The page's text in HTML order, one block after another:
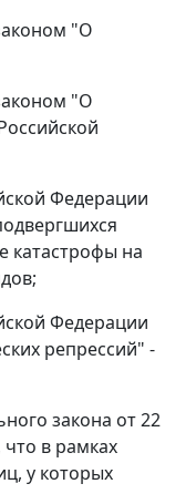
"О
"О
Федерации
катастрофы на
Федерации
репрессий" -
закона от 22
что в рамках
у которых